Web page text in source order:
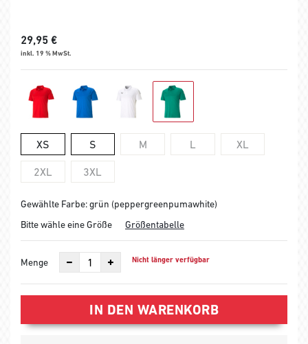
29,95 €
inkl. 19 % MwSt.
XS S M L XL
2XL 3XL
Gewählte Farbe: grün (peppergreenpumawhite)
Bitte wähle eine Größe
Größentabelle
Menge Nicht länger verfügbar
IN DEN WARENKORB